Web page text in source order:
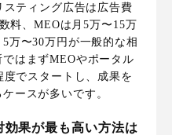
スティング広告は広告費
料、MEOは月5万〜15万
万〜30万円が一般的な相
はまずMEOやポータル
でスタートし、成果を
ースが多いです。
果が最も高い方法は